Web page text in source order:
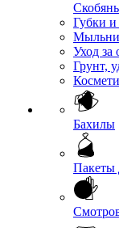
Губки и
Уход за
Грунт,
Бахилы
Пакеты